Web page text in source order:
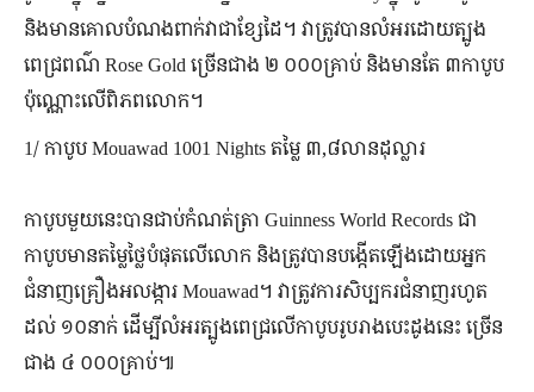
និងមានគោលបំណងពាក់វាជាខ្សែដៃ។ វាត្រូវបានលំអរដោយត្បូង
ពេជ្រពណ៌ Rose Gold ច្រើនជាង ២ ០០០គ្រាប់ និងមានតែ ៣កាបូប
ប៉ុណ្ណោះលើពិភពលោក។
1/ កាបូប​ Mouawad 1001 Nights តម្លៃ ៣,៨លានដុល្លារ
កាបូបមួយនេះបានជាប់កំណត់ត្រា Guinness World Records ជា
កាបូបមានតម្លៃថ្លៃបំផុតលើលោក និងត្រូវបានបង្កើតឡើងដោយអ្នក
ជំនាញគ្រឿងអលង្ការ Mouawad។ វាត្រូវការសិប្បករជំនាញរហូត
ដល់ ១០នាក់ ដើម្បីលំអរត្បូងពេជ្រលើកាបូបរូបរាងបេះដូងនេះ ច្រើន
ជាង ៤ ០០០គ្រាប់៕